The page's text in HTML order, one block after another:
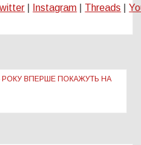
Instagram Threads |
РОКУ ВПЕРШЕ ПОКАЖУТЬ НА